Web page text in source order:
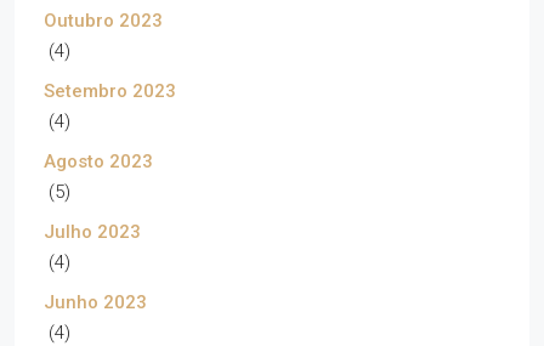
Outubro 2023
(4)
Setembro 2023
(4)
Agosto 2023
(5)
Julho 2023
(4)
Junho 2023
(4)